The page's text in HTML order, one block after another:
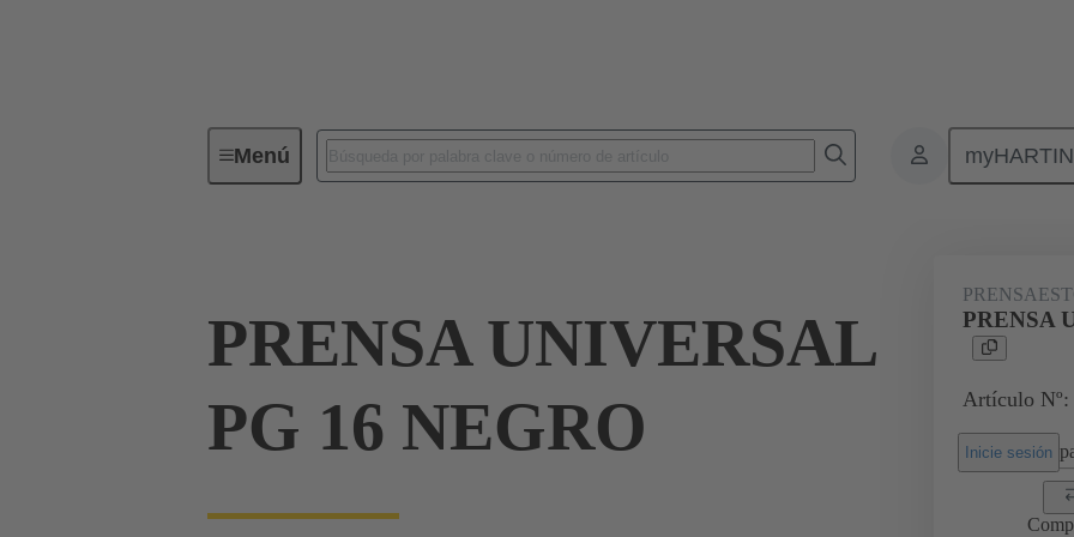
MenúConectores industriales / Han® Accesorios Prensaestopas
PRENSA UNIVERSAL
PG 16 NEGRO
PRENSA
Artículo Nº:
Inicie sesión